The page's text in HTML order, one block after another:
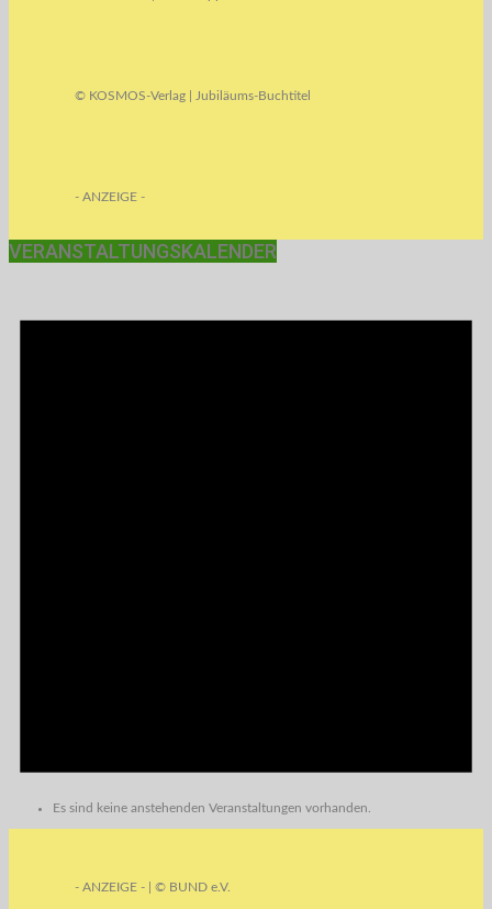
© KOSMOS-Verlag | Jubiläums-Buchtitel
- ANZEIGE -
VERANSTALTUNGSKALENDER
Es sind keine anstehenden Veranstaltungen vorhanden.
- ANZEIGE - | © BUND e.V.